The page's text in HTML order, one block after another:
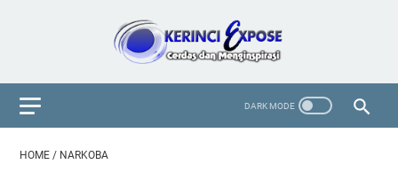
HOME / NARKOBA